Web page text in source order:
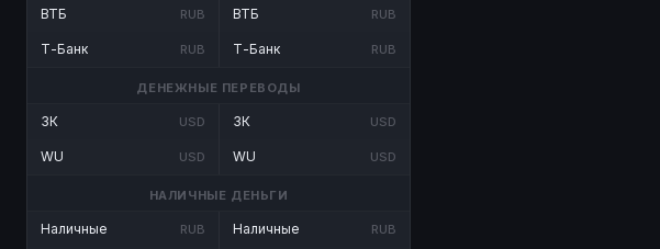
ВТБ RUB
Т-Банк RUB
ВТБ RUB
Т-Банк RUB
ДЕНЕЖНЫЕ ПЕРЕВОДЫ
ЗК USD
WU USD
ЗК USD
WU USD
НАЛИЧНЫЕ ДЕНЬГИ
Наличные RUB Наличные RUB